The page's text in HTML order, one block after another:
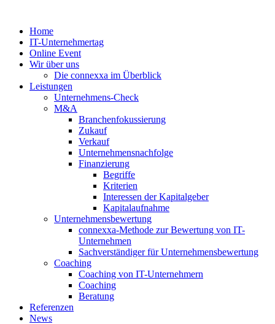
springenHome
IT-Unternehmertag
Online Event
Wir über uns
Die connexxa im Überblick
Leistungen
Unternehmens-Check
M&A
Branchenfokussierung
Zukauf
Verkauf
Unternehmensnachfolge
Finanzierung
Begriffe
Kriterien
Interessen der Kapitalgeber
Kapitalaufnahme
Unternehmensbewertung
connexxa-Methode zur Bewertung von IT-
Unternehmen
Sachverständiger für Unternehmensbewertung
Coaching
Coaching von IT-Unternehmern
Coaching
Beratung
Referenzen
News